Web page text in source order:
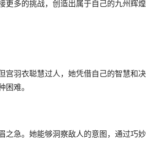
多的挑战，创造出属于自己的九州辉煌
宫羽衣聪慧过人，她凭借自己的智慧和
难。
之急。她能够洞察敌人的意图，通过巧